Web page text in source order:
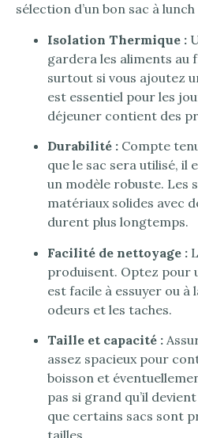
sélection d’un bon sac à
Isolation Thermique :
gardera les aliments au
surtout si vous ajoutez
est essentiel pour les
déjeuner contient des
Durabilité : Compte
que le sac sera utilisé, il
un modèle robuste. Les
matériaux solides avec
durent plus longtemps.
Facilité de nettoyage :
produisent. Optez pour
est facile à essuyer ou à
odeurs et les taches.
Taille et capacité :
assez spacieux pour
boisson et
pas si grand qu’il
que certains sacs sont
tailles.